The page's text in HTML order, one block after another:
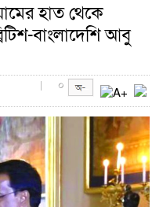
হাত থেকে
বাংলাদেশি আবু
| ০